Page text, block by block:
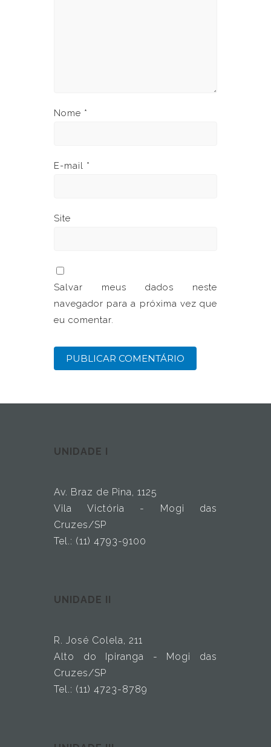
Nome *
E-mail *
Site
Salvar meus dados neste
navegador para a próxima vez que
eu comentar.
UNIDADE I
Av. Braz de Pina, 1125
Vila Victória - Mogi das
Cruzes/SP
Tel.: (11) 4793-9100
UNIDADE II
R. José Colela, 211
Alto do Ipiranga - Mogi das
Cruzes/SP
Tel.: (11) 4723-8789